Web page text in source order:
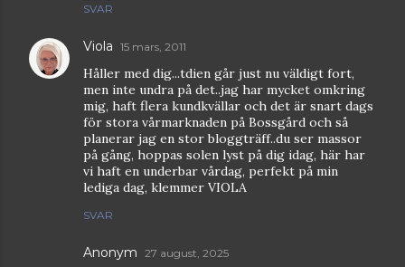
SVAR
Viola 15 mars, 2011
Håller med dig...tdien går just nu väldigt fort,
men inte undra på det..jag har mycket omkring
mig, haft flera kundkvällar och det är snart dags
för stora vårmarknaden på Bossgård och så
planerar jag en stor bloggträff..du ser massor
på gång, hoppas solen lyst på dig idag, här har
vi haft en underbar vårdag, perfekt på min
lediga dag, klemmer VIOLA
SVAR
Anonym 27 august, 2025